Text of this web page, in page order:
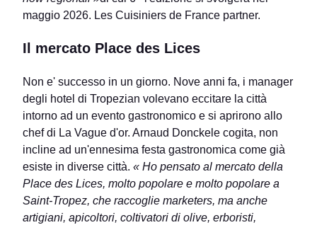
maggio 2026. Les Cuisiniers de France partner.
Il mercato Place des Lices
Non e' successo in un giorno. Nove anni fa, i manager
degli hotel di Tropezian volevano eccitare la città
intorno ad un evento gastronomico e si aprirono allo
chef di La Vague d'or. Arnaud Donckele cogita, non
incline ad un'ennesima festa gastronomica come già
esiste in diverse città. « Ho pensato al mercato della
Place des Lices, molto popolare e molto popolare a
Saint-Tropez, che raccoglie marketers, ma anche
artigiani, apicoltori, coltivatori di olive, erboristi,